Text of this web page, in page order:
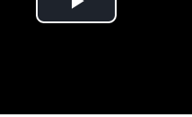
Play Video